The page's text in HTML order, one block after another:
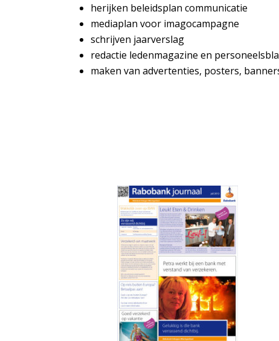
herijken beleidsplan communicatie
mediaplan voor imagocampagne
schrijven jaarverslag
redactie ledenmagazine en
maken van advertenties, posters,